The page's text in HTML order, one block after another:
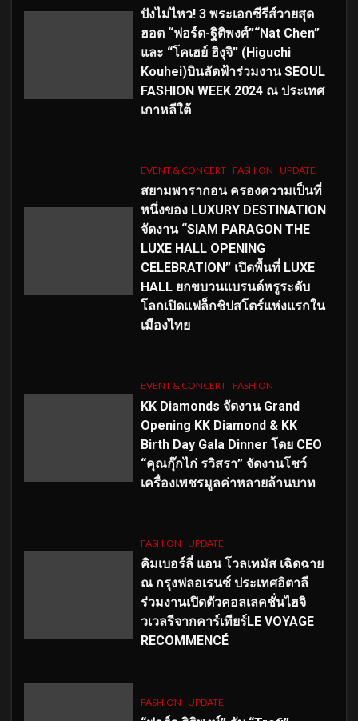
ปังไม่ไหว! 3 พระเอกซีรีส์วายสุด
ฮอต “ฟอร์ด-ฐิติพงศ์”“Nat Chen”
และ “โคเฮย์ ฮิงุจิ” (Higuchi
Kouhei)บินลัดฟ้าร่วมงาน SEOUL
FASHION WEEK 2024 ณ ประเทศ
เกาหลีใต้
EVENT & CONCERT FASHION UPDATE
สยามพารากอน ครองความเป็นที่
หนึ่งของ LUXURY DESTINATION
จัดงาน “SIAM PARAGON THE
LUXE HALL OPENING
CELEBRATION” เปิดพื้นที่ LUXE
HALL ยกขบวนแบรนด์หรูระดับ
โลกเปิดแฟล็กชิปสโตร์แห่งแรกใน
เมืองไทย
EVENT & CONCERT FASHION
KK Diamonds จัดงาน Grand
Opening KK Diamond & KK
Birth Day Gala Dinner โดย CEO
“คุณกุ๊กไก่ รวิสรา” จัดงานโชว์
เครื่องเพชรมูลค่าหลายล้านบาท
FASHION UPDATE
คิมเบอร์ลี่ แอน โวลเทมัส เฉิดฉาย
ณ กรุงฟลอเรนซ์ ประเทศอิตาลี
ร่วมงานเปิดตัวคอลเลคชั่นไฮจิ
วเวลรีจากคาร์เทียร์LE VOYAGE
RECOMMENCÉ
FASHION UPDATE